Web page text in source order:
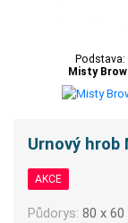
Podstava:
Misty
Urnový hrob
AKCE
Půdorys:80 x 60